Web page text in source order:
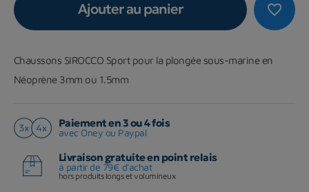
favorite_border
Ajouter au panier
Chaussons SIROCCO Sport pour la plongée sous-marine en
Néoprène 3mm ou 1.5mm
Paiement en 3 ou 4 fois
avec Oney ou Paypal
Livraison gratuite en point relais
à partir de 79€ d'achat
hors produits longs et volumineux